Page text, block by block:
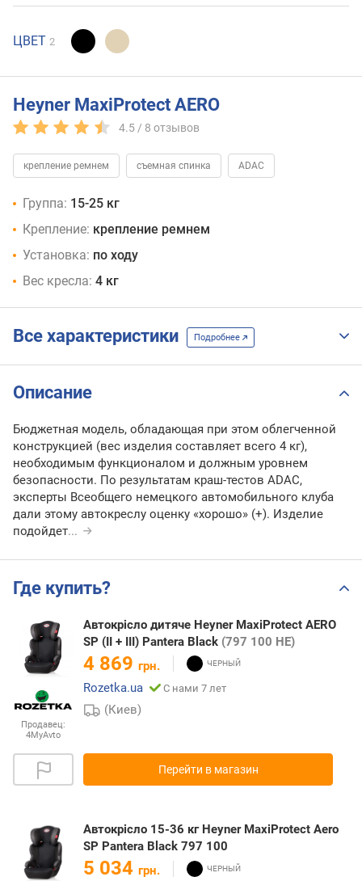
ЦВЕТ 2
Heyner MaxiProtect AERO
4.5 / 8 отзывов
крепление ремнем съемная спинка ADAC
Группа: 15-25 кг
Крепление: крепление ремнем
Установка: по ходу
Вес кресла: 4 кг
Все характеристики Подробнее
Описание
Бюджетная модель, обладающая при этом облегченной
конструкцией (вес изделия составляет всего 4 кг),
необходимым функционалом и должным уровнем
безопасности. По результатам краш-тестов ADAC,
эксперты Всеобщего немецкого автомобильного клуба
дали этому автокреслу оценку «хорошо» (+). Изделие
подойдет...
Где купить?
Продавец:
4MyAvto
Автокрісло дитяче Heyner MaxiProtect AERO
SP (II + III) Pantera Black (797 100 HE)
4 869 грн.
Rozetka.ua
С нами 7 лет
(Киев)
Перейти в магазин
Автокрісло 15-36 кг Heyner MaxiProtect Aero
SP Pantera Black 797 100
5 034 грн.